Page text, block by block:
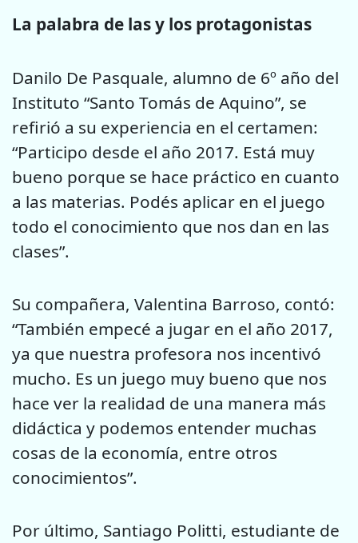
La palabra de las y los protagonistas
Danilo De Pasquale, alumno de 6º año del
Instituto “Santo Tomás de Aquino”, se
refirió a su experiencia en el certamen:
“Participo desde el año 2017. Está muy
bueno porque se hace práctico en cuanto
a las materias. Podés aplicar en el juego
todo el conocimiento que nos dan en las
clases”.
Su compañera, Valentina Barroso, contó:
“También empecé a jugar en el año 2017,
ya que nuestra profesora nos incentivó
mucho. Es un juego muy bueno que nos
hace ver la realidad de una manera más
didáctica y podemos entender muchas
cosas de la economía, entre otros
conocimientos”.
Por último, Santiago Politti, estudiante de